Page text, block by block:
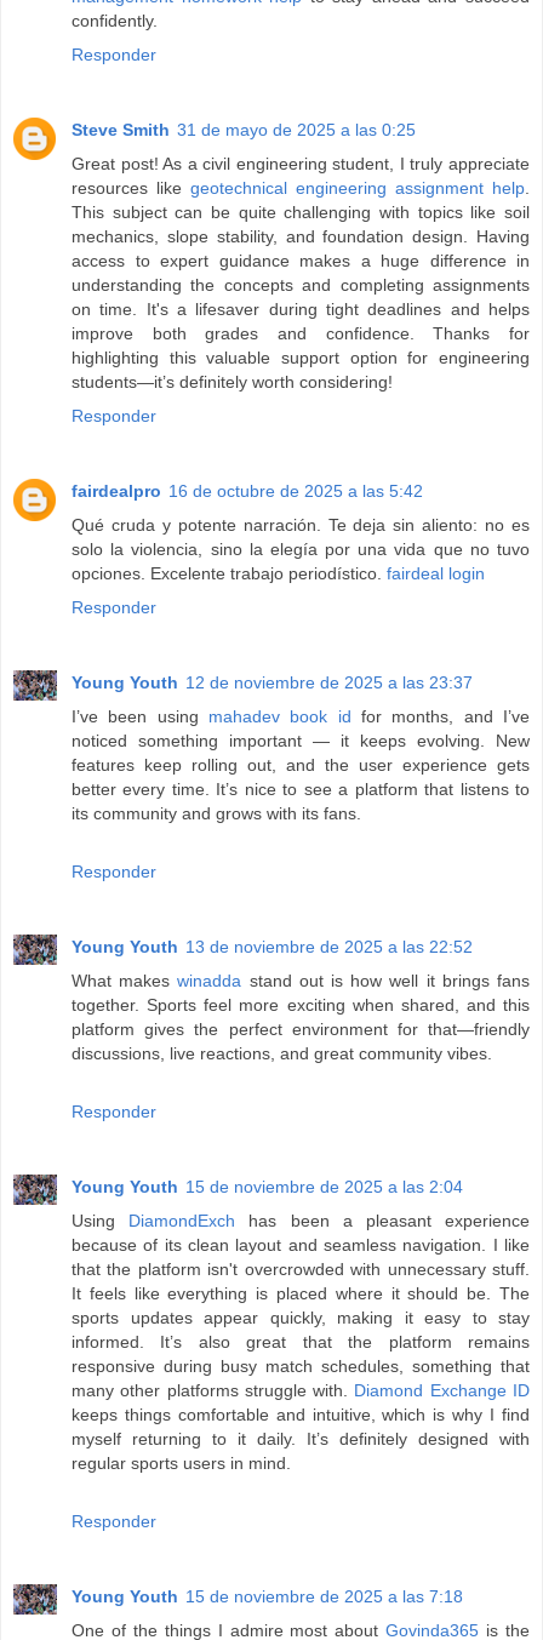
confidently.
Responder
Steve Smith 31 de mayo de 2025 a las 0:25
Great post! As a civil engineering student, I truly appreciate
resources like geotechnical engineering assignment help
This subject can be quite challenging with topics like soil
mechanics, slope stability, and foundation design. Having
access to expert guidance makes a huge difference in
understanding the concepts and completing assignments
on time. It's a lifesaver during tight deadlines and helps
improve both grades and confidence. Thanks for
highlighting this valuable support option for engineering
students—it’s definitely worth considering!
Responder
fairdealpro 16 de octubre de 2025 a las 5:42
Qué cruda y potente narración. Te deja sin aliento: no es
solo la violencia, sino la elegía por una vida que no tuvo
opciones. Excelente trabajo periodístico. fairdeal login
Responder
Young Youth 12 de noviembre de 2025 a las 23:37
I’ve been using mahadev book id for months, and I’ve
noticed something important — it keeps evolving. New
features keep rolling out, and the user experience gets
better every time. It’s nice to see a platform that listens to
its community and grows with its fans.
Responder
Young Youth 13 de noviembre de 2025 a las 22:52
What makeswinadda stand out is how well it brings fans
together. Sports feel more exciting when shared, and this
platform gives the perfect environment for that—friendly
discussions, live reactions, and great community vibes.
Responder
Young Youth 15 de noviembre de 2025 a las 2:04
Using DiamondExch has been a pleasant experience
because of its clean layout and seamless navigation. I like
that the platform isn't overcrowded with unnecessary stuff.
It feels like everything is placed where it should be. The
sports updates appear quickly, making it easy to stay
informed. It’s also great that the platform remains
responsive during busy match schedules, something that
many other platforms struggle with. Diamond Exchange ID
keeps things comfortable and intuitive, which is why I find
myself returning to it daily. It’s definitely designed with
regular sports users in mind.
Responder
Young Youth 15 de noviembre de 2025 a las 7:18
One of the things I admire most aboutGovinda365 is the